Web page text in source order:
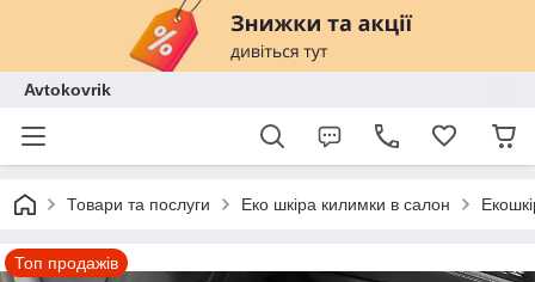
Avtokovrik
Товари та послуги Еко шкіра килимки в салон
Топ продажів